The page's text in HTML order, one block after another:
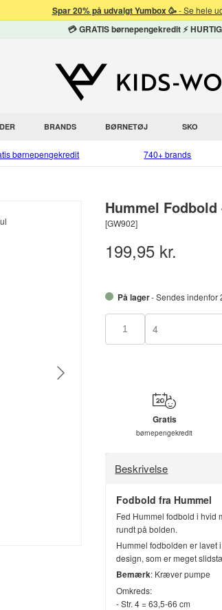
Spar 20% på udvalgt Yumbox 🥳- Se hele
💳 GRATIS børnepengekredit ⚡
BRANDS BØRNETØJ SKO
børnepengekredit 740+ brands
Hummel
[GW902]
199,95 kr.
På lager- Sendes indenfor
4
Gratis
børnepengekredit
Beskrivelse
Fodbold fra Hummel
Fed Hummel fodbold i hvid
rundt på bolden.
Hummel fodbolden er lavet
design, som er meget
Bemærk: Kræver pumpe
Omkreds:
- Str. 4 = 63,5-66 cm